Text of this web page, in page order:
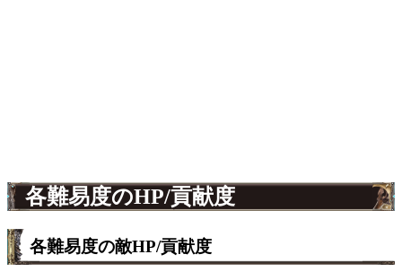
各難易度のHP/貢献度
各難易度の敵HP/貢献度